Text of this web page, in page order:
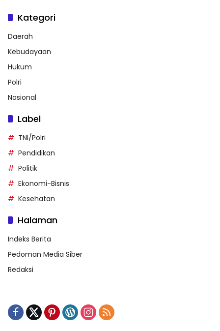
Kategori
Daerah
Kebudayaan
Hukum
Polri
Nasional
Label
TNI/Polri
Pendidikan
Politik
Ekonomi-Bisnis
Kesehatan
Halaman
Indeks Berita
Pedoman Media Siber
Redaksi